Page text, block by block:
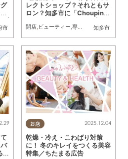
市
プ
る広告 クーポン,親子,おひとりさま 知多市
レクトショップ？それともサ
ロン？知多市に「Choupinet
（シュピネ）」が12/6(土)オ
ープン／ちたまる広告
開店, ビューティー,専門店 雑貨,ちたまる
お店 2025.12.04
乾燥・冷え・こわばり対策
に！ 冬のキレイをつくる美容
特集／ちたまる広告